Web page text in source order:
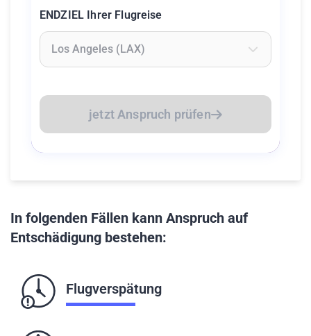
ENDZIEL Ihrer Flugreise
jetzt Anspruch prüfen
In folgenden Fällen kann Anspruch auf
Entschädigung bestehen:
Flugverspätung